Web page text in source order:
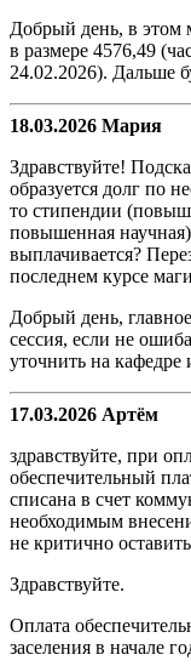
Добрый день, в этом
в размере 4576,49
24.02.2026). Дальше
18.03.2026 Мария
Здравствуйте!
образуется долг по
то стипендии
повышенная
выплачивается?
последнем курсе
Добрый день,
сессия, если не
уточнить на кафедре
17.03.2026 Артём
здравствуйте, при
обеспечительный
списана в счет
необходимым
не критично
Здравствуйте.
Оплата
заселения в начале